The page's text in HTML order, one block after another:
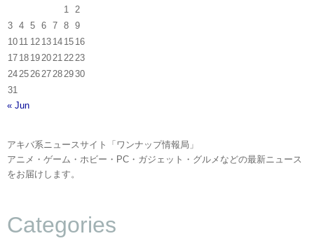
1
2
3
4 5 6 7 8
9
10 11 12 13 14 15 16
17 18 1920212223
24252627282930
31
« Jun
アキバ系ニュースサイト「ワンナップ情報局」
アニメ・ゲーム・ホビー・PC・ガジェット・グルメなどの最新ニュース
をお届けします。
Categories